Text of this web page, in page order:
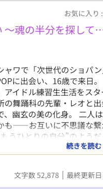
お気に入り
〜魂の半分を探して
ャワで「次世代のショパ
に出会い、16歳で来日
アイドル練習生生活をス
の舞踊科の先輩・レオと
、幽玄の美の化身。 二人
も――お互いに不思議な繋
もうひとりの自分”のよう
かれて生まれてくる」 と
レオはレインを“魂の半分
に特別な感情をいだき、
者として抱いてはいけな
続きを読む
文字数 52,878 最終更新